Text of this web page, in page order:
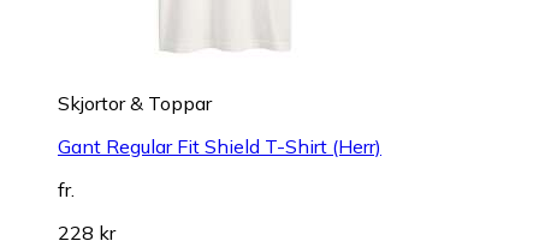
Skjortor & Toppar
Gant Regular Fit Shield T-Shirt (Herr)
fr.
228 kr